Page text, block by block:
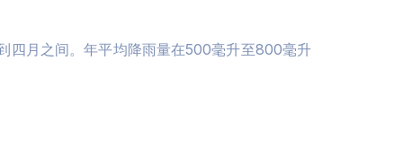
四月之间。年平均降雨量在500毫升至800毫升